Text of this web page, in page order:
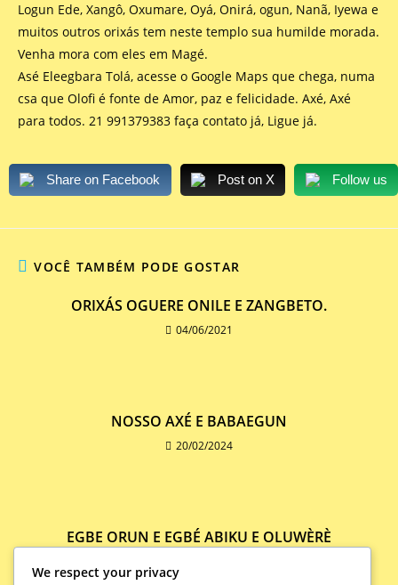
Logun Ede, Xangô, Oxumare, Oyá, Onirá, ogun, Nanã, Iyewa e
muitos outros orixás tem neste templo sua humilde morada.
Venha mora com eles em Magé.
Asé Eleegbara Tolá, acesse o Google Maps que chega, numa
csa que Olofi é fonte de Amor, paz e felicidade. Axé, Axé
para todos. 21 991379383 faça contato já, Ligue já.
Share on Facebook Post on X Follow us
VOCÊ TAMBÉM PODE GOSTAR
ORIXÁS OGUERE ONILE E ZANGBETO.
04/06/2021
NOSSO AXÉ E BABAEGUN
20/02/2024
EGBE ORUN E EGBÉ ABIKU E OLUWÈRÈ
We respect your privacy